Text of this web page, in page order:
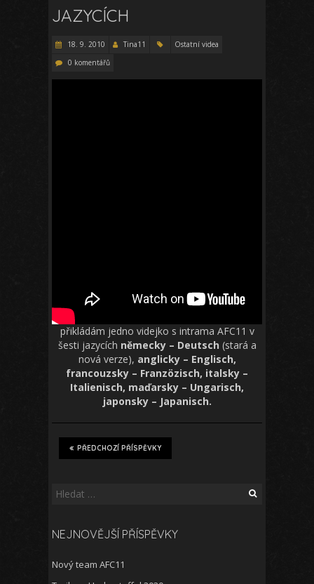
JAZYCÍCH
18. 9. 2010 Tina11
Ostatní videa
0 komentářů
přikládám jedno videjko s intrama AFC11 v
šesti jazycích německy – Deutsch (stará a
nová verze), anglicky – Englisch,
francouzsky – Franzözisch, italsky –
Italienisch, maďarsky – Ungarisch,
japonsky – Japanisch.
PŘEDCHOZÍ PŘÍSPĚVKY
Vyhledávání
NEJNOVĚJŠÍ PŘÍSPĚVKY
Nový team AFC11